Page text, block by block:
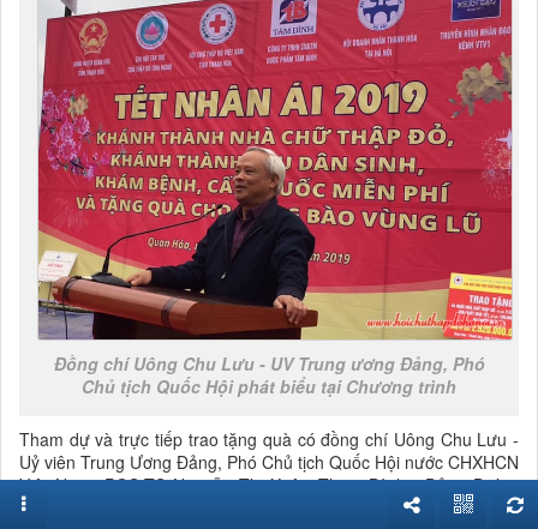
Đồng chí Uông Chu Lưu - UV Trung ương Đảng, Phó
Chủ tịch Quốc Hội phát biểu tại Chương trình
Tham dự và trực tiếp trao tặng quà có đồng chí Uông Chu Lưu -
Uỷ viên Trung Ương Đảng, Phó Chủ tịch Quốc Hội nước CHXHCN
Việt Nam; PGS.TS Nguyễn Thị Xuân Thu - Bí thư Đảng Đoàn,
Chủ tịch Hội Chữ thập đỏ Việt Nam và đại diện lãnh đạo Hội Chữ